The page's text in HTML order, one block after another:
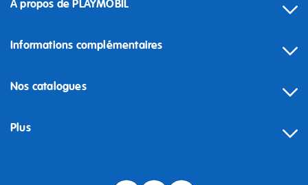
À propos de PLAYMOBIL
Informations complémentaires
Nos catalogues
Plus